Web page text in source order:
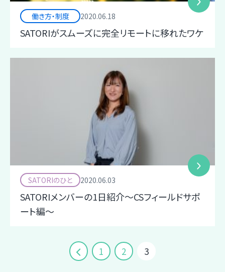
働き方・制度 2020.06.18
SATORIがスムーズに完全リモートに移れたワケ
SATORIのひと 2020.06.03
SATORIメンバーの1日紹介～CSフィールドサポ
ート編～
1 2 3